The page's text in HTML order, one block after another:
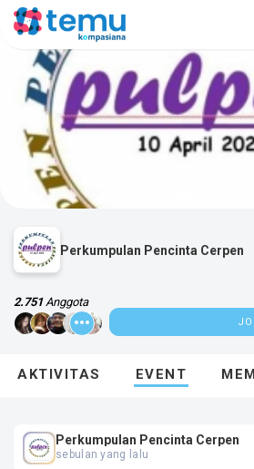
Perkumpulan Pencinta Cerpen
2.751Anggota
Tempat berbagi soal cerpen.
SOSIAL MEDIA
AKTIVITAS EVENT
Perkumpulan Pencinta Cerpen
sebulan yang lalu